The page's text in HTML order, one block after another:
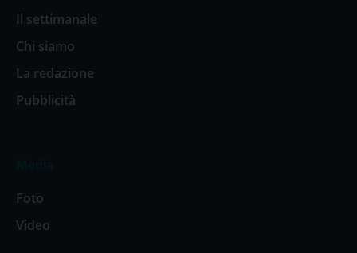
Il settimanale
Chi siamo
La redazione
Pubblicità
Foto
Video